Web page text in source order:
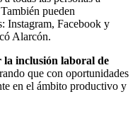
pueden
Instagram, Facebook y
Alarcón.
la inclusión laboral de
que con oportunidades
en el ámbito productivo y